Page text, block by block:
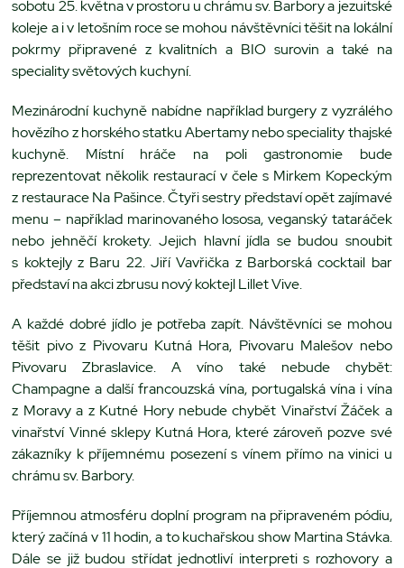
sobotu 25. května v prostoru u chrámu sv. Barbory a jezuitské
koleje a i v letošním roce se mohou návštěvníci těšit na lokální
pokrmy připravené z kvalitních a BIO surovin a také na
speciality světových kuchyní.
Mezinárodní kuchyně nabídne například burgery z vyzrálého
hovězího z horského statku Abertamy nebo speciality thajské
kuchyně. Místní hráče na poli gastronomie bude
reprezentovat několik restaurací v čele s Mirkem Kopeckým
z restaurace Na Pašince. Čtyři sestry představí opět zajímavé
menu – například marinovaného lososa, veganský tataráček
nebo jehněčí krokety. Jejich hlavní jídla se budou snoubit
s koktejly z Baru 22. Jiří Vavřička z Barborská cocktail bar
představí na akci zbrusu nový koktejl Lillet Vive.
A každé dobré jídlo je potřeba zapít. Návštěvníci se mohou
těšit pivo z Pivovaru Kutná Hora, Pivovaru Malešov nebo
Pivovaru Zbraslavice. A víno také nebude chybět:
Champagne a další francouzská vína, portugalská vína i vína
z Moravy a z Kutné Hory nebude chybět Vinařství Žáček a
vinařství Vinné sklepy Kutná Hora, které zároveň pozve své
zákazníky k příjemnému posezení s vínem přímo na vinici u
chrámu sv. Barbory.
Příjemnou atmosféru doplní program na připraveném pódiu,
který začíná v 11 hodin, a to kuchařskou show Martina Stávka.
Dále se již budou střídat jednotliví interpreti s rozhovory a